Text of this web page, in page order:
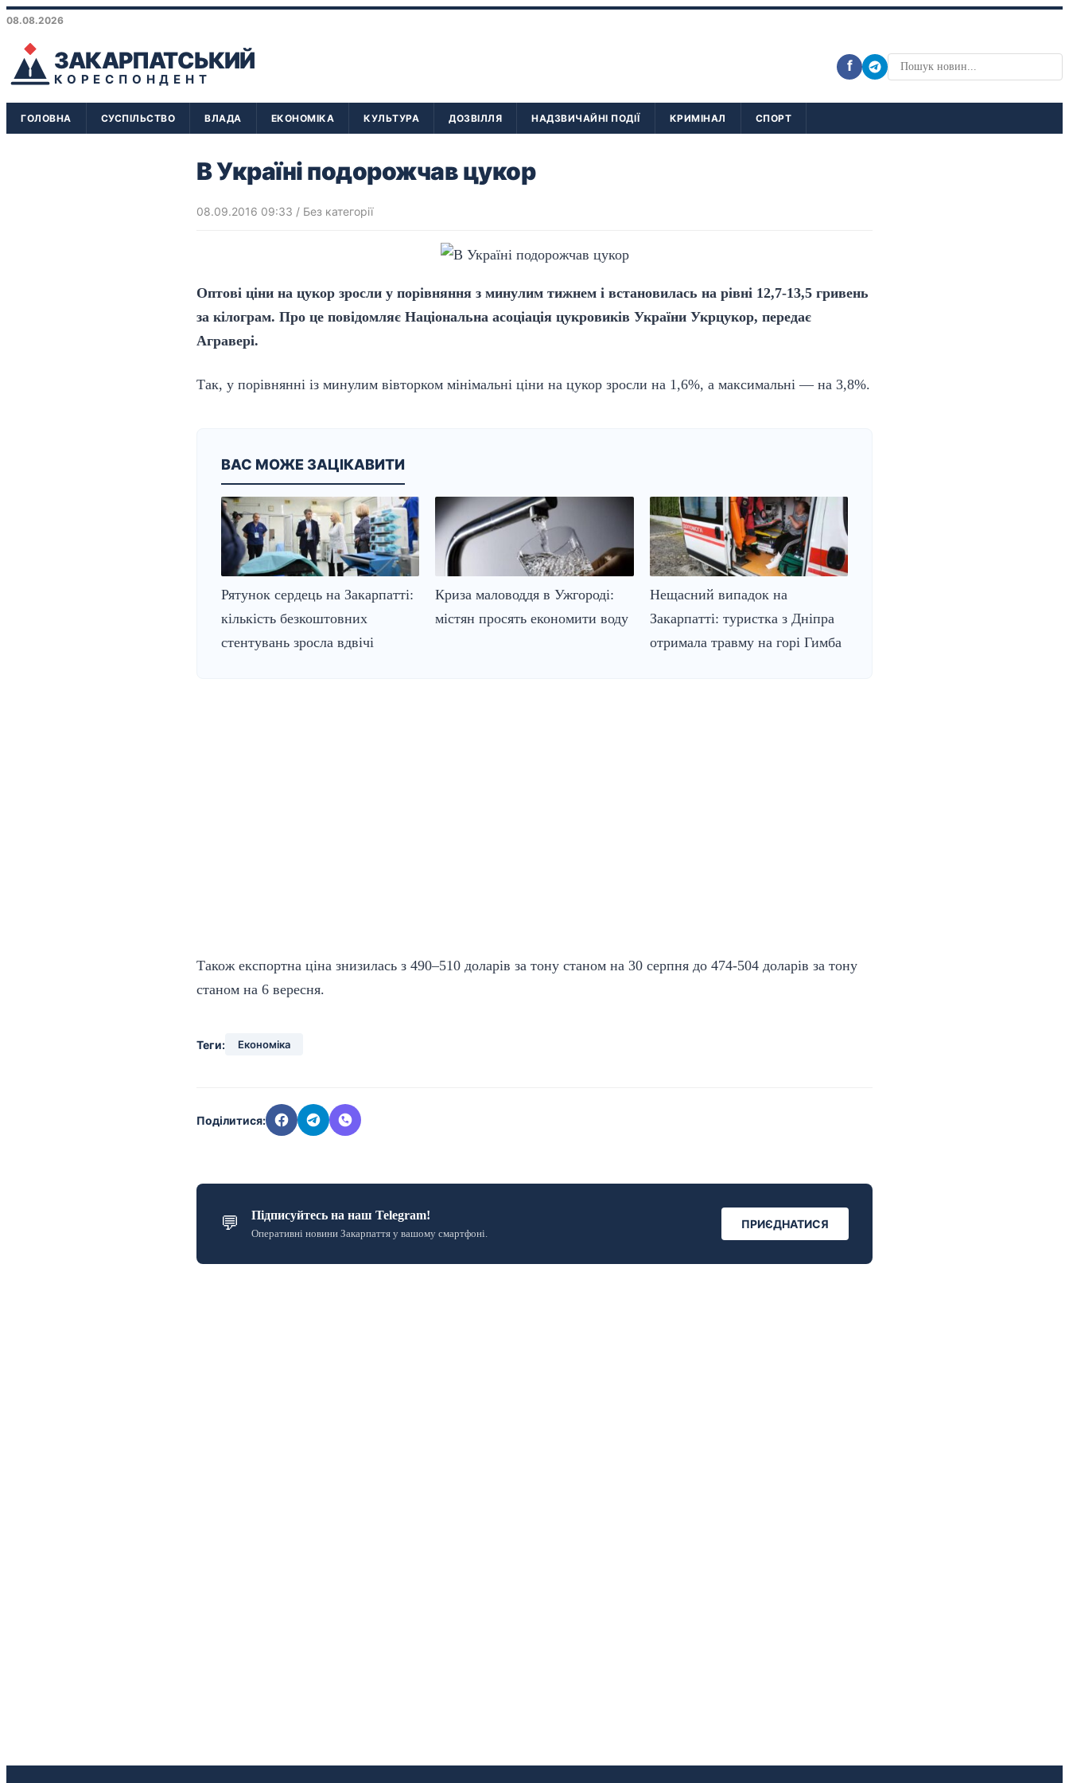
08.08.2026
ЗАКАРПАТСЬКИЙ
КОРЕСПОНДЕНТ
f
ГОЛОВНА СУСПІЛЬСТВО ВЛАДА ЕКОНОМІКА КУЛЬТУРА ДОЗВІЛЛЯ НАДЗВИЧАЙНІ ПОДІЇ КРИМІНАЛ СПОРТ
В Україні подорожчав цукор
08.09.2016 09:33 / Без категорії
Оптові ціни на цукор зросли у порівняння з минулим тижнем і встановилась на рівні 12,7-13,5 гривень
за кілограм. Про це повідомляє Національна асоціація цукровиків України Укрцукор, передає
Агравері.
Так, у порівнянні із минулим вівторком мінімальні ціни на цукор зросли на 1,6%, а максимальні — на 3,8%.
ВАС МОЖЕ ЗАЦІКАВИТИ
Рятунок сердець на Закарпатті:
кількість безкоштовних
стентувань зросла вдвічі
Криза маловоддя в Ужгороді:
містян просять економити воду
Нещасний випадок на
Закарпатті: туристка з Дніпра
отримала травму на горі Гимба
Також експортна ціна знизилась з 490–510 доларів за тону станом на 30 серпня до 474-504 доларів за тону
станом на 6 вересня.
Теги: Економіка
Поділитися:
💬 Підписуйтесь на наш Telegram!
Оперативні новини Закарпаття у вашому смартфоні.
ПРИЄДНАТИСЯ